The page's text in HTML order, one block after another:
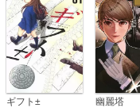
ギフト± 幽麗塔